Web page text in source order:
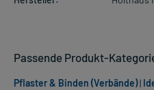
Passende Produkt-
Pflaster & Binden (Verbände)|